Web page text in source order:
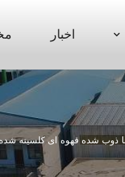
اخبار
ذوب شده قهوه ای کلسینه شده